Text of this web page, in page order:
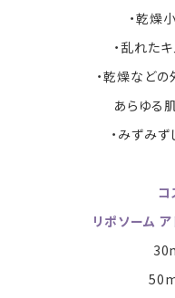
・乾燥
・乱れた
・乾燥など
あらゆる
・みずみ
コ
リポソーム
30ml
50ml